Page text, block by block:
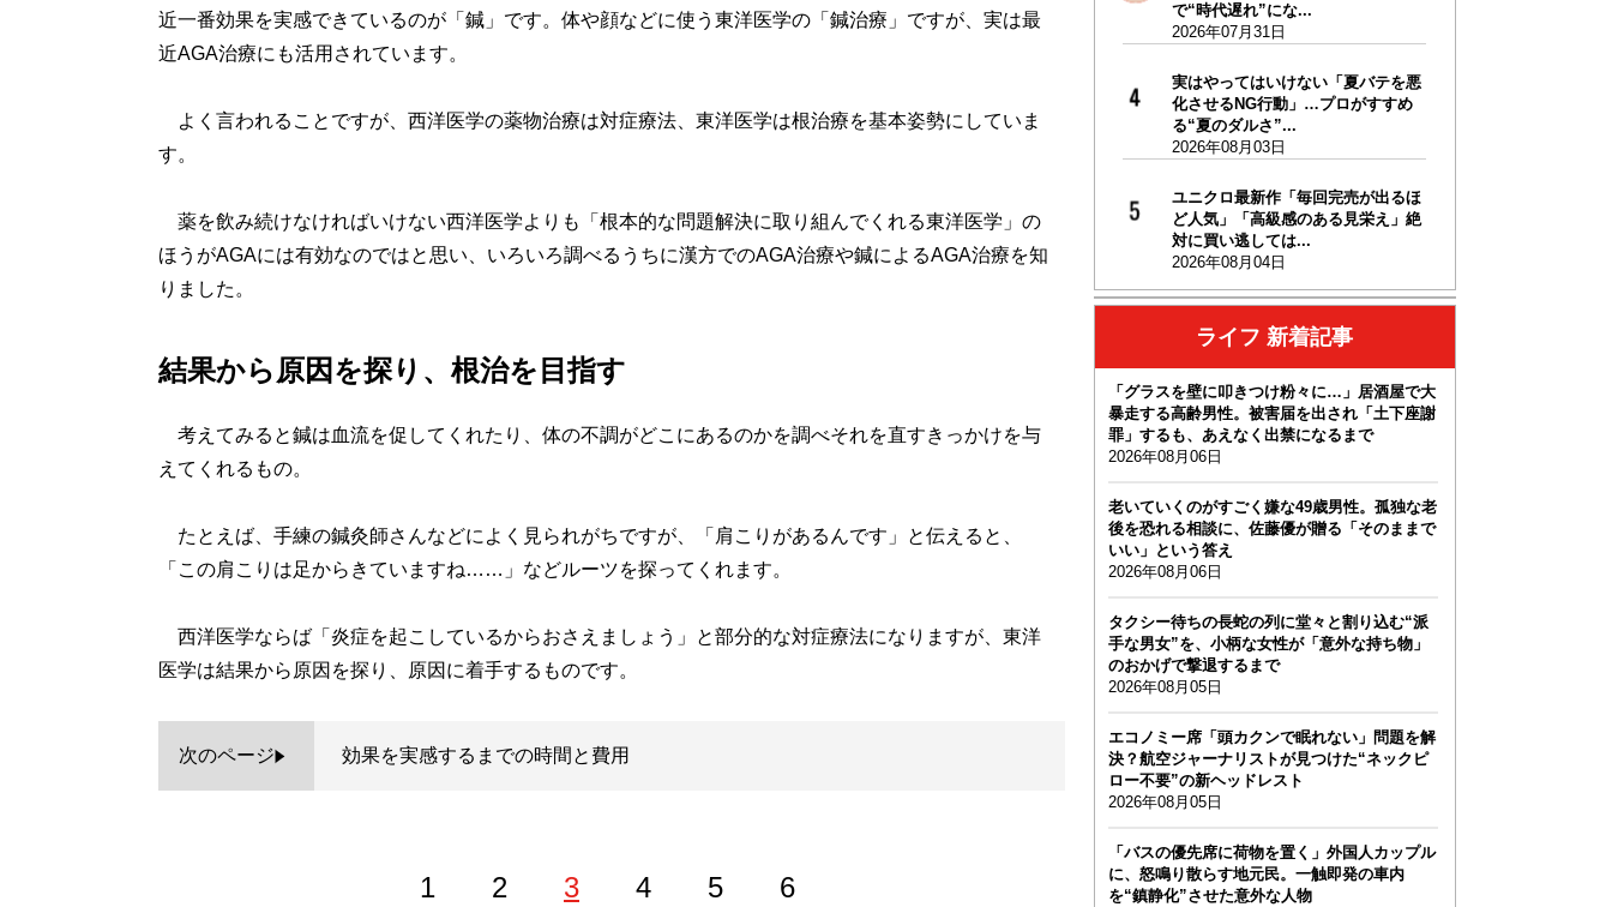
近一番効果を実感できているのが「鍼」です。体や顔などに使う東洋医学の「鍼治療」ですが、実は最
近AGA治療にも活用されています。
よく言われることですが、西洋医学の薬物治療は対症療法、東洋医学は根治療を基本姿勢にしていま
す。
薬を飲み続けなければいけない西洋医学よりも「根本的な問題解決に取り組んでくれる東洋医学」の
ほうがAGAには有効なのではと思い、いろいろ調べるうちに漢方でのAGA治療や鍼によるAGA治療を知
りました。
結果から原因を探り、根治を目指す
考えてみると鍼は血流を促してくれたり、体の不調がどこにあるのかを調べそれを直すきっかけを与
えてくれるもの。
たとえば、手練の鍼灸師さんなどによく見られがちですが、「肩こりがあるんです」と伝えると、
「この肩こりは足からきていますね……」などルーツを探ってくれます。
西洋医学ならば「炎症を起こしているからおさえましょう」と部分的な対症療法になりますが、東洋
医学は結果から原因を探り、原因に着手するものです。
次のページ 効果を実感するまでの時間と費用
1 2 3 4 5 6
で“時代遅れ”にな...
2026年07月31日
実はやってはいけない「夏バテを悪
化させるNG行動」…プロがすすめ
る“夏のダルさ”...
2026年08月03日
ユニクロ最新作「毎回完売が出るほ
ど人気」「高級感のある見栄え」絶
対に買い逃しては...
2026年08月04日
ライフ 新着記事
「グラスを壁に叩きつけ粉々に…」居酒屋で大
暴走する高齢男性。被害届を出され「土下座謝
罪」するも、あえなく出禁になるまで
2026年08月06日
老いていくのがすごく嫌な49歳男性。孤独な老
後を恐れる相談に、佐藤優が贈る「そのままで
いい」という答え
2026年08月06日
タクシー待ちの長蛇の列に堂々と割り込む“派
手な男女”を、小柄な女性が「意外な持ち物」
のおかげで撃退するまで
2026年08月05日
エコノミー席「頭カクンで眠れない」問題を解
決？航空ジャーナリストが見つけた“ネックピ
ロー不要”の新ヘッドレスト
2026年08月05日
「バスの優先席に荷物を置く」外国人カップル
に、怒鳴り散らす地元民。一触即発の車内
を“鎮静化”させた意外な人物